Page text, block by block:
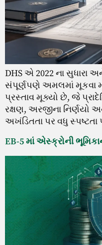
DHS એ 2022 ના સુધારા
સંપૂર્ણપણે અમલમાં મૂકવા
પ્રસ્તાવ મૂક્યો છે, જે
રક્ષણ, અરજીના નિર્ણયો
અખંડિતતા પર વધુ સ્પષ્ટતા
EB-5 માં એસ્ક્રોની